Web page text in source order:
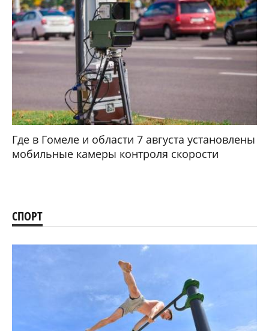
Где в Гомеле и области 7 августа установлены
мобильные камеры контроля скорости
СПОРТ